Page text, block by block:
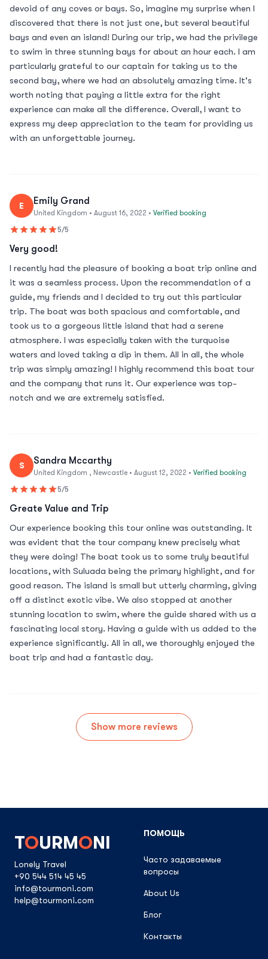
devoid of any coves or bays. So, imagine my surprise when I
discovered that there is not just one, but several beautiful
bays and even an island! During our trip, we had the privilege
to swim in three stunning bays for about an hour each. I am
particularly grateful to our captain for taking us to the
second bay, where we had an absolutely amazing time. It's
worth noting that paying a little extra for the right
experience can make all the difference. Overall, I want to
express my deep appreciation to the team for providing us
with an unforgettable journey.
E Emily Grand
United Kingdom • August 16, 2022 • Verified booking
5/5
Very good!
I recently had the pleasure of booking a boat trip online and
it was a seamless process. Upon the recommendation of a
guide, my friends and I decided to try out this particular
trip. The boat was both spacious and comfortable, and
took us to a gorgeous little island that had a serene
atmosphere. I was especially taken with the turquoise
waters and loved taking a dip in them. All in all, the whole
trip was simply amazing! I highly recommend this boat tour
and the company that runs it. Our experience was top-
notch and we are extremely satisfied.
S Sandra Mccarthy
United Kingdom , Newcastle • August 12, 2022 • Verified booking
5/5
Greate Value and Trip
Our experience booking this tour online was outstanding. It
was evident that the tour company knew precisely what
they were doing! The boat took us to some truly beautiful
locations, with Suluada being the primary highlight, and for
good reason. The island is small but utterly charming, giving
off a distinct exotic vibe. We also stopped at another
stunning location to swim, where the guide shared with us a
fascinating local story. Having a guide with us added to the
experience significantly. All in all, we thoroughly enjoyed the
boat trip and had a fantastic day.
Show more reviews
TOURMONI
Lonely Travel
+90 544 514 45 45
info@tourmoni.com
help@tourmoni.com
ПОМОЩЬ
Часто задаваемые
вопросы
About Us
Блог
Контакты